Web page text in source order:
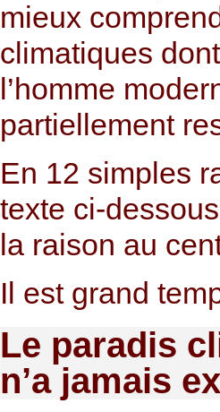
mieux
climatiques
l’homme
partiellement
En 12 simples
texte ci-
la raison au
Il est grand
Le paradis
n’a jamais